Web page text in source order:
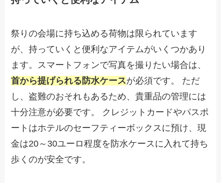
祭りの会場に持ち込める荷物は限られています
が、持っていくと便利なアイテムがいくつかあり
ます。スマートフォンで写真を撮りたい場合は、
首から提げられる防水ケースが必須です。 ただ
し、盗難のおそれもあるため、貴重品の管理には
十分注意が必要です。 クレジットカードやパスポ
ートはホテルのセーフティーボックスに預け、現
金は20～30ユーロ程度を防水ケースに入れて持ち
歩くのが安全です。